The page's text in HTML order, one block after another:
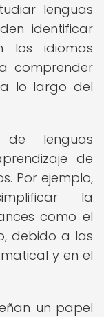
lenguas
identificar
los idiomas
comprender
a lo largo del
de lenguas
de
Por ejemplo,
la
como el
debido a las
y en el
un papel